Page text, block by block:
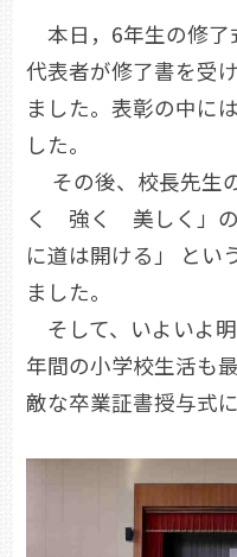
本日，6年生の修了
代表者が修了書を受
ました。表彰の中に
した。
その後、校長先生
く 強く 美しく」の
に道は開ける」 とい
ました。
そして、いよいよ
年間の小学校生活も
敵な卒業証書授与式